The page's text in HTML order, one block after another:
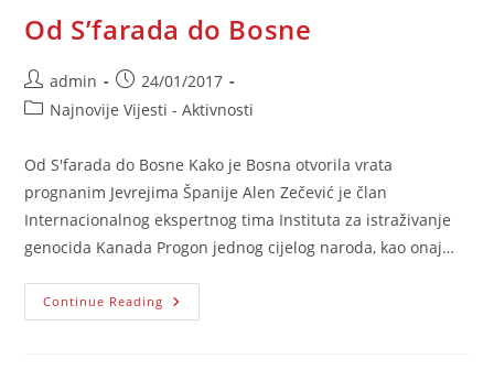
Od S’farada do Bosne
Post
author:
admin
Post
published:
24/01/2017
PostNajnovije Vijesti - Aktivnosti
Od S'farada do Bosne Kako je Bosna otvorila vrata
prognanim Jevrejima Španije Alen Zečević je član
Internacionalnog ekspertnog tima Instituta za istraživanje
genocida Kanada Progon jednog cijelog naroda, kao onaj…
Continue Reading Od
S’farada